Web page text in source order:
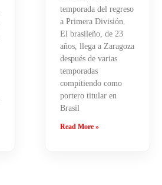
temporada del regreso
a Primera División.
El brasileño, de 23
años, llega a Zaragoza
después de varias
temporadas
compitiendo como
portero titular en
Brasil
Read More »